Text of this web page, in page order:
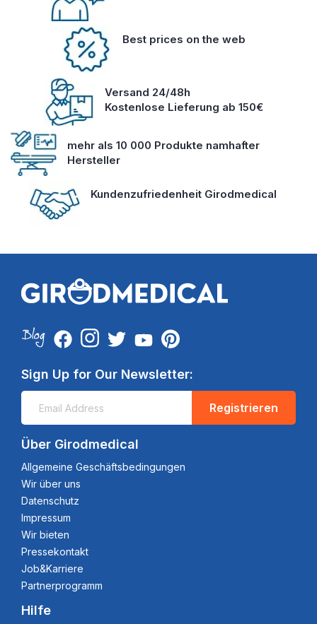
Best prices on the web
Versand 24/48h
Kostenlose Lieferung ab 150€
mehr als 10 000 Produkte namhafter
Hersteller
Kundenzufriedenheit Girodmedical
Sign Up for Our Newsletter:
Registrieren
Über Girodmedical
Allgemeine Geschäftsbedingungen
Wir über uns
Datenschutz
Impressum
Wir bieten
Pressekontakt
Job&Karriere
Partnerprogramm
Hilfe